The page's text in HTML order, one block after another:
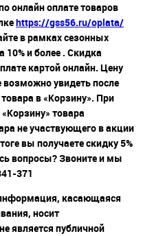
онлайн оплате товаров
https://gss56.ru/oplata/
в рамках сезонных
10% и более . Скидка
картой онлайн. Цену
возможно увидеть после
в «Корзину». При
товара
не участвующего в акции
вы получаете скидку 5%
вопросы? Звоните и мы
371
касающаяся
носит
является публичной